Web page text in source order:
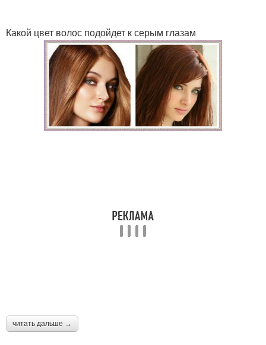
Какой цвет волос подойдет к серым глазам
читать дальше →